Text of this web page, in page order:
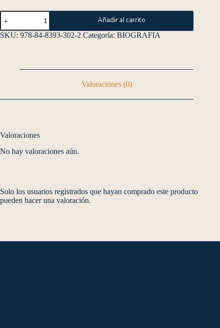
Añadir al carrito
SKU: 978-84-8393-302-2 Categoría: BIOGRAFIA
Valoraciones (0)
Valoraciones
No hay valoraciones aún.
Solo los usuarios registrados que hayan comprado este producto
pueden hacer una valoración.